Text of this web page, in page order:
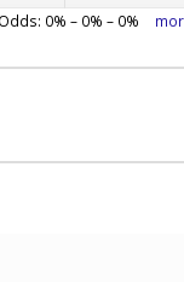
Odds: 0% – 0% – 0%